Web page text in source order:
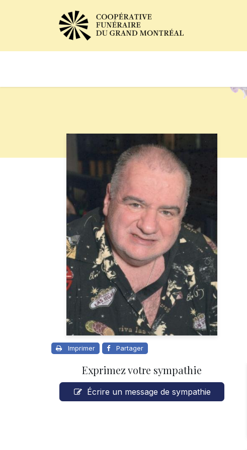
Imprimer Partager
Exprimez votre sympathie
Écrire un message de sympathie